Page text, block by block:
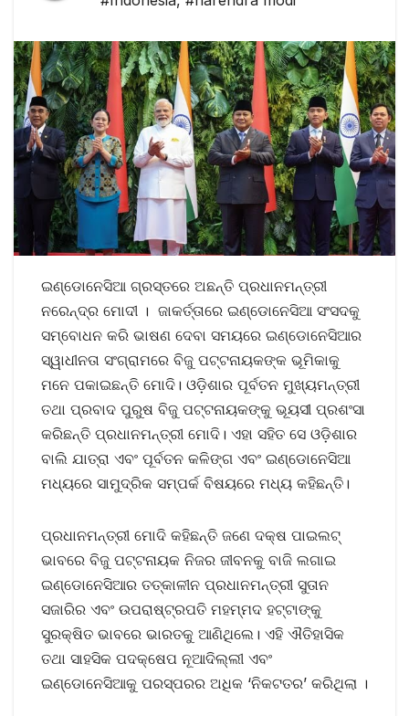
ଇଣ୍ଡୋନେସିଆ ଗ୍ରସ୍ତରେ ଅଛନ୍ତି ପ୍ରଧାନମନ୍ତ୍ରୀ
ନରେନ୍ଦ୍ର ମୋଦୀ । ଜାକର୍ତ୍ତାରେ ଇଣ୍ଡୋନେସିଆ ସଂସଦକୁ
ସମ୍ବୋଧନ କରି ଭାଷଣ ଦେବା ସମୟରେ ଇଣ୍ଡୋନେସିଆର
ସ୍ୱାଧୀନତା ସଂଗ୍ରାମରେ ବିଜୁ ପଟ୍ଟନାୟକଙ୍କ ଭୂମିକାକୁ
ମନେ ପକାଇଛନ୍ତି ମୋଦି। ଓଡ଼ିଶାର ପୂର୍ବତନ ମୁଖ୍ୟମନ୍ତ୍ରୀ
ତଥା ପ୍ରବାଦ ପୁରୁଷ ବିଜୁ ପଟ୍ଟନାୟକଙ୍କୁ ଭୂୟସୀ ପ୍ରଶଂସା
କରିଛନ୍ତି ପ୍ରଧାନମନ୍ତ୍ରୀ ମୋଦି। ଏହା ସହିତ ସେ ଓଡ଼ିଶାର
ବାଲି ଯାତ୍ରା ଏବଂ ପୂର୍ବତନ କଳିଙ୍ଗ ଏବଂ ଇଣ୍ଡୋନେସିଆ
ମଧ୍ୟରେ ସାମୁଦ୍ରିକ ସମ୍ପର୍କ ବିଷୟରେ ମଧ୍ୟ କହିଛନ୍ତି।
ପ୍ରଧାନମନ୍ତ୍ରୀ ମୋଦି କହିଛନ୍ତି ଜଣେ ଦକ୍ଷ ପାଇଲଟ୍
ଭାବରେ ବିଜୁ ପଟ୍ଟନାୟକ ନିଜର ଜୀବନକୁ ବାଜି ଲଗାଇ
ଇଣ୍ଡୋନେସିଆର ତତ୍କାଳୀନ ପ୍ରଧାନମନ୍ତ୍ରୀ ସୁତାନ
ସଜାରିର ଏବଂ ଉପରାଷ୍ଟ୍ରପତି ମହମ୍ମଦ ହଟ୍ଟାଙ୍କୁ
ସୁରକ୍ଷିତ ଭାବରେ ଭାରତକୁ ଆଣିଥିଲେ। ଏହି ଐତିହାସିକ
ତଥା ସାହସିକ ପଦକ୍ଷେପ ନୂଆଦିଲ୍ଲୀ ଏବଂ
ଇଣ୍ଡୋନେସିଆକୁ ପରସ୍ପରର ଅଧିକ ‘ନିକଟତର’ କରିଥିଲା ।